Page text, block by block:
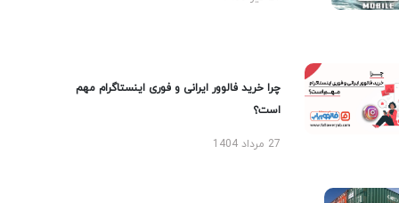
چرا خرید فالوور ایرانی و فوری اینستاگرام مهم
است؟
27 مرداد 1404